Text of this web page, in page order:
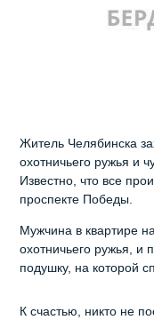
Житель Челябинска
охотничьего ружья и
Известно, что все
проспекте Победы.
Мужчина в квартире
охотничьего ружья, и
подушку, на которой
К счастью, никто не